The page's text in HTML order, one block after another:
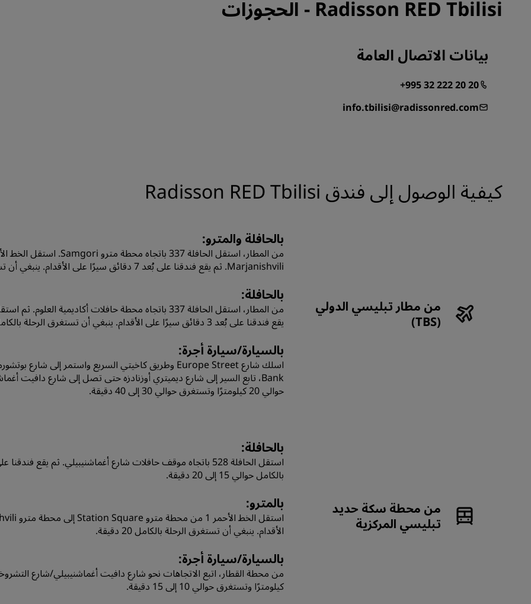
Radisson RED Tbilisi - الحجوزات
بيانات الاتصال العامة
+995 32 222 20 20
info.tbilisi@radissonred.com
كيفية الوصول إلى فندق Radisson RED Tbilisi
من مطار تبليسي الدولي
(TBS)
بالحافلة والمترو:
Marjanishvili. ثم يقع فندقنا على بُعد 7 دقائق سيرًا على الأقدام. ينبغي أن تستغرق الرحلة بالكامل حوالي ساعة واحدة.
بالحافلة:
يقع فندقنا على بُعد 3 دقائق سيرًا على الأقدام. ينبغي أن تستغرق الرحلة بالكامل ساعة واحدة و15 دقيقة.
بالسيارة/سيارة أجرة:
حوالي 20 كيلومترًا وتستغرق حوالي 30 إلى 40 دقيقة.
من محطة سكة حديد
تبليسي المركزية
بالحافلة:
بالكامل حوالي 15 إلى 20 دقيقة.
بالمترو:
الأقدام. ينبغي أن تستغرق الرحلة بالكامل 20 دقيقة.
بالسيارة/سيارة أجرة:
كيلومترًا وتستغرق حوالي 10 إلى 15 دقيقة.